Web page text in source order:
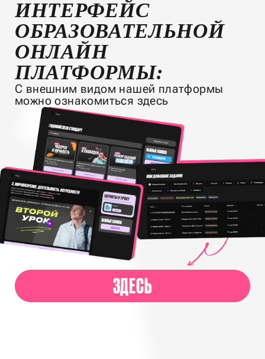
ИНТЕРФЕЙС
ОБРАЗОВАТЕЛЬНОЙ
ОНЛАЙН
ПЛАТФОРМЫ:
С внешним видом нашей платформы
можно ознакомиться здесь
ЗДЕСЬ